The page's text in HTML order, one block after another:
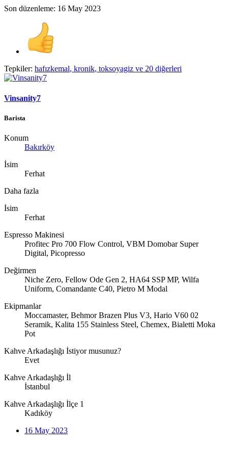
Son düzenleme: 16 May 2023
Tepkiler: hafızkemal, kronik, toksoyagiz ve 20 diğerleri
Vinsanity7
Barista
Konum
Bakırköy
İsim
Ferhat
Daha fazla
İsim
Ferhat
Espresso Makinesi
Profitec Pro 700 Flow Control, VBM Domobar Super
Digital, Picopresso
Değirmen
Niche Zero, Fellow Ode Gen 2, HA64 SSP MP, Wilfa
Uniform, Comandante C40, Pietro M Modal
Ekipmanlar
Moccamaster, Behmor Brazen Plus V3, Hario V60 02
Seramik, Kalita 155 Stainless Steel, Chemex, Bialetti Moka
Pot
Kahve Arkadaşlığı İstiyor musunuz?
Evet
Kahve Arkadaşlığı İl
İstanbul
Kahve Arkadaşlığı İlçe 1
Kadıköy
16 May 2023